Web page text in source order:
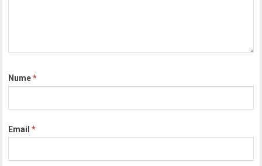
Nume*
Email*